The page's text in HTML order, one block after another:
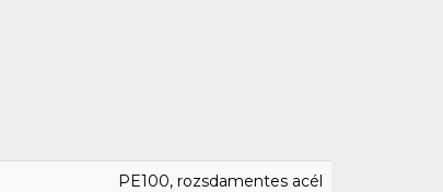
PE100, rozsdamentes acél